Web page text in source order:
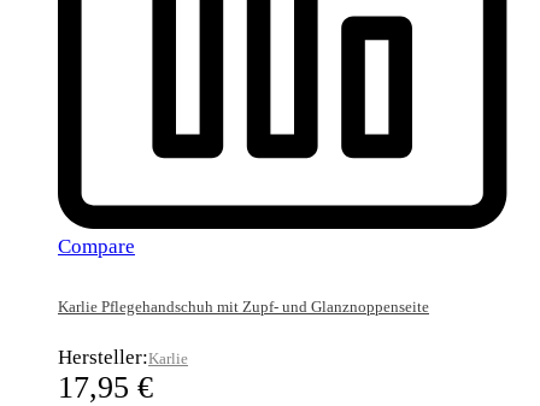
Compare
Karlie Pflegehandschuh mit Zupf- und Glanznoppenseite
Hersteller:Karlie
17,95 €